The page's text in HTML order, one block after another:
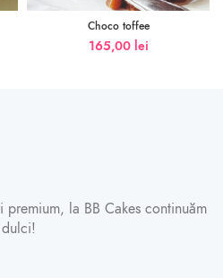
Choco toffee
165,00 lei
premium, la BB Cakes continuăm